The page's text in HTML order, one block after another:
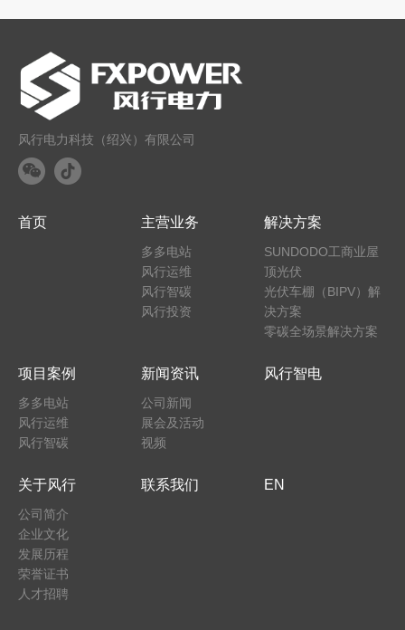
风行电力科技（绍兴）有限公司
首页 主营业务
多多电站
风行运维
风行智碳
风行投资
解决方案
SUNDODO工商业屋
顶光伏
光伏车棚（BIPV）解
决方案
零碳全场景解决方案
项目案例
多多电站
风行运维
风行智碳
新闻资讯
公司新闻
展会及活动
视频
风行智电
关于风行
公司简介
企业文化
发展历程
荣誉证书
人才招聘
联系我们 EN